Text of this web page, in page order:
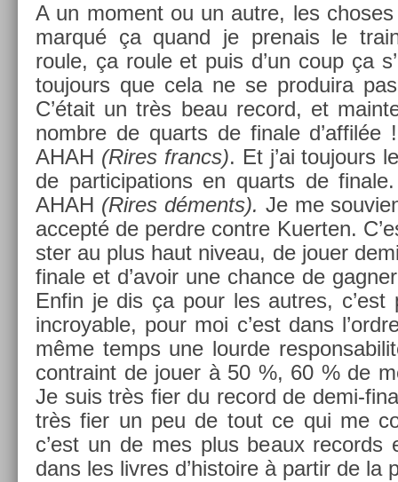
A un mo­ment ou un autre, les
mar­qué ça quand je pre­nais le
roule, ça roule et puis d’un coup ça
toujours que cela ne se pro­duira
C’était un très beau re­cord, et
nombre de quarts de fin­ale d’affilée
AHAH (Rires francs). Et j’ai toujours
de par­ticipa­tions en quarts de
AHAH (Rires déments). Je me
ac­cepté de per­dre con­tre Kuert­en.
st­er au plus haut niveau, de jouer
finale et d’avoir une chan­ce de
Enfin je dis ça pour les aut­res, c’est
in­croy­able, pour moi c’est dans
même temps une lour­de
contra­int de jouer à 50 %, 60 % de
Je suis très fier du re­cord de demi-
très fier un peu de tout ce qui me
c’est un de mes plus beaux re­cords
dans les li­vres d’his­toire à par­tir de la